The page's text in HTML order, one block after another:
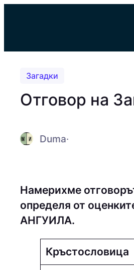
Загадки
Отговор на
Duma·
Намерихме
определя от
АНГУИЛА.
Кръстословица